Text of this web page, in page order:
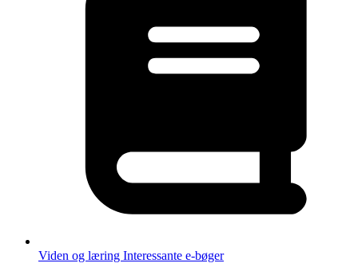
Viden og læring Interessante e-bøger